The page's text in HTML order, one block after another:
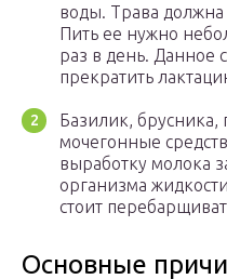
воды. Трава должна
Пить ее нужно
раз в день. Данное
прекратить
Базилик,
мочегонные
выработку молока
организма
стоит
Основные